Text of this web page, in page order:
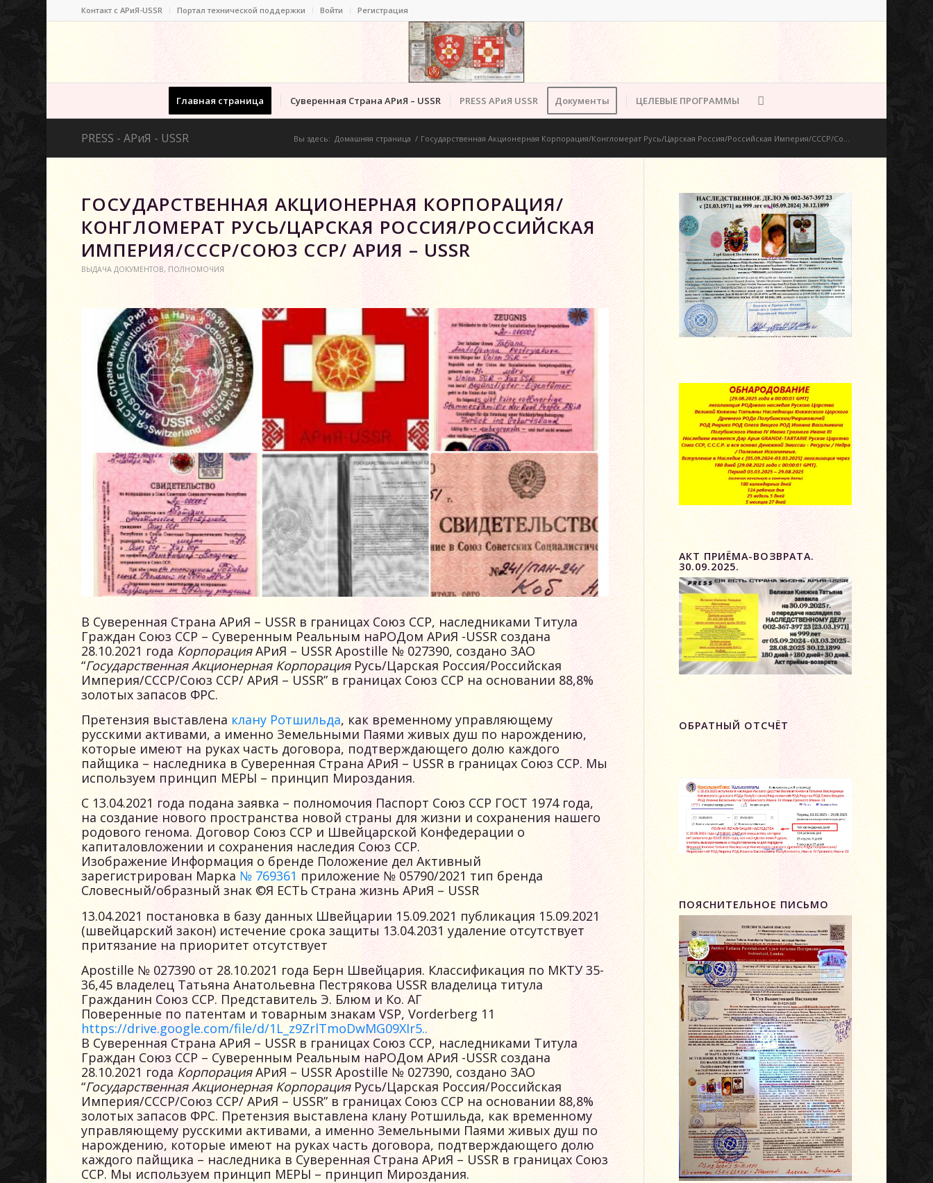
Контакт c АРиЯ-USSR Портал технической поддержки Войти Регистрация
Главная страница Суверенная Страна АРиЯ – USSR PRESS АРиЯ USSR Документы ЦЕЛЕВЫЕ ПРОГРАММЫ
PRESS - АРиЯ - USSR Вы здесь: Домашняя страница / Государственная Акционерная Корпорация/Конгломерат Русь/Царская Россия/Российская Империя/СССР/Со...
ГОСУДАРСТВЕННАЯ АКЦИОНЕРНАЯ КОРПОРАЦИЯ/
КОНГЛОМЕРАТ РУСЬ/ЦАРСКАЯ РОССИЯ/РОССИЙСКАЯ
ИМПЕРИЯ/СССР/СОЮЗ ССР/ АРИЯ – USSR
ВЫДАЧА ДОКУМЕНТОВ,ПОЛНОМОЧИЯ
В Суверенная Страна АРиЯ – USSR в границах Союз ССР, наследниками Титула
Граждан Союз ССР – Суверенным Реальным наРОДом АРиЯ -USSR создана
28.10.2021 годаКорпорацияАРиЯ – USSR Apostille № 027390, создано ЗАО
“Государственная Акционерная КорпорацияРусь/Царская Россия/Российская
Империя/СССР/Союз ССР/ АРиЯ – USSR” в границах Союз ССР на основании 88,8%
золотых запасов ФРС.
Претензия выставленаклану Ротшильда, как временному управляющему
русскими активами, а именно Земельными Паями живых душ по нарождению,
которые имеют на руках часть договора, подтверждающего долю каждого
пайщика – наследника в Суверенная Страна АРиЯ – USSR в границах Союз ССР. Мы
используем принцип МЕРЫ – принцип Мироздания.
С 13.04.2021 года подана заявка – полномочия Паспорт Союз ССР ГОСТ 1974 года,
на создание нового пространства новой страны для жизни и сохранения нашего
родового генома. Договор Союз ССР и Швейцарской Конфедерации о
капиталовложении и сохранения наследия Союз ССР.
Изображение Информация о бренде Положение дел Активный
зарегистрирован Марка№ 769361приложение № 05790/2021 тип бренда
Словесный/образный знак ©Я ЕСТЬ Страна жизнь АРиЯ – USSR
13.04.2021 постановка в базу данных Швейцарии 15.09.2021 публикация 15.09.2021
(швейцарский закон) истечение срока защиты 13.04.2031 удаление отсутствует
притязание на приоритет отсутствует
Apostille № 027390 от 28.10.2021 года Берн Швейцария. Классификация по МКТУ 35-
36,45 владелец Татьяна Анатольевна Пестрякова USSR владелица титула
Гражданин Союз ССР. Представитель Э. Блюм и Ко. АГ
Поверенные по патентам и товарным знакам VSP, Vorderberg 11
https://drive.google.com/file/d/1L_z9ZrlTmoDwMG09XIr5..
В Суверенная Страна АРиЯ – USSR в границах Союз ССР, наследниками Титула
Граждан Союз ССР – Суверенным Реальным наРОДом АРиЯ -USSR создана
28.10.2021 годаКорпорацияАРиЯ – USSR Apostille № 027390, создано ЗАО
“Государственная Акционерная КорпорацияРусь/Царская Россия/Российская
Империя/СССР/Союз ССР/ АРиЯ – USSR” в границах Союз ССР на основании 88,8%
золотых запасов ФРС. Претензия выставлена клану Ротшильда, как временному
управляющему русскими активами, а именно Земельными Паями живых душ по
нарождению, которые имеют на руках часть договора, подтверждающего долю
каждого пайщика – наследника в Суверенная Страна АРиЯ – USSR в границах Союз
ССР. Мы используем принцип МЕРЫ – принцип Мироздания.
АКТ ПРИЁМА-ВОЗВРАТА.
30.09.2025.
ОБРАТНЫЙ ОТСЧЁТ
ПОЯСНИТЕЛЬНОЕ ПИСЬМО